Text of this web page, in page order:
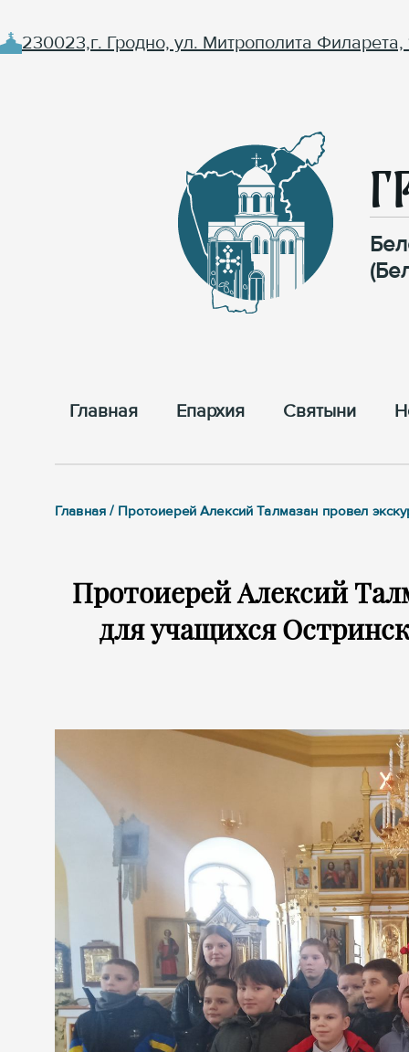
230023,г. Гродно, ул. Митрополита Филарета,
Главная Епархия Cвятыни
Главная / Протоиерей Алексий Талмазан провел
Протоиерей Алексий
для учащихся